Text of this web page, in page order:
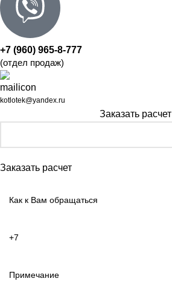
+7 (960) 965-8-777
(отдел продаж)
kotlotek@yandex.ru
Заказать расчет
Заказать расчет